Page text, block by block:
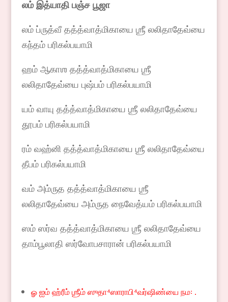
லம் இத்யாதி பஞ்ச பூஜா
லம் ப்ருத்வீ தத்த்வாத்மிகாயை ஶ்ரீ லலிதாதேவ்யை
கந்தம் பரிகல்பயாமி
ஹம் ஆகாஶ தத்த்வாத்மிகாயை ஶ்ரீ
லலிதாதேவ்யை புஷ்பம் பரிகல்பயாமி
யம் வாயு தத்த்வாத்மிகாயை ஶ்ரீ லலிதாதேவ்யை
தூபம் பரிகல்பயாமி
ரம் வஹ்னி தத்த்வாத்மிகாயை ஶ்ரீ லலிதாதேவ்யை
தீபம் பரிகல்பயாமி
வம் அம்ருத தத்த்வாத்மிகாயை ஶ்ரீ
லலிதாதேவ்யை அம்ருத நைவேத்யம் பரிகல்பயாமி
ஸம் ஸர்வ தத்த்வாத்மிகாயை ஶ்ரீ லலிதாதேவ்யை
தாம்பூலாதி ஸர்வோபசாரான் பரிகல்பயாமி
ௐ ஐம் ஹ்ரீம் ஶ்ரீம் ஸுதா⁴ஸாராபி⁴வர்ஷிண்யை நம꞉ .